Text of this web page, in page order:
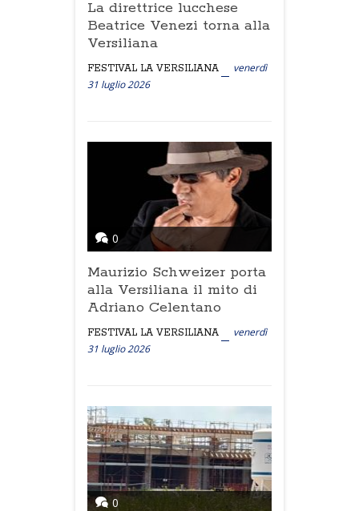
La direttrice lucchese
Beatrice Venezi torna alla
Versiliana
FESTIVAL LA VERSILIANA
venerdì
31 luglio 2026
0
Maurizio Schweizer porta
alla Versiliana il mito di
Adriano Celentano
FESTIVAL LA VERSILIANA
venerdì
31 luglio 2026
0